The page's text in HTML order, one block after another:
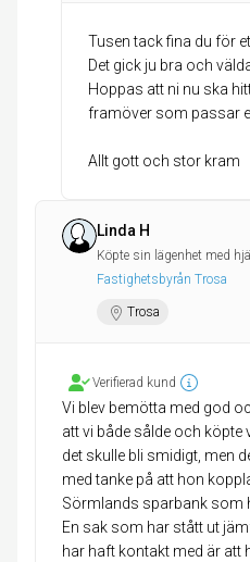
Tusen tack fina du för
Det gick ju bra och
Hoppas att ni nu ska
framöver som passar
Allt gott och stor kram
Linda H
Köpte sin lägenhet med
Fastighetsbyrån Trosa
Trosa
Verifierad kund
Vi blev bemötta med god
att vi både sålde och köpte
det skulle bli smidigt, men
med tanke på att hon
Sörmlands sparbank som
En sak som har stått ut
har haft kontakt med är att